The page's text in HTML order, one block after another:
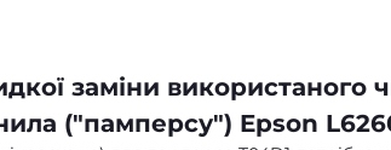
заміни використаного
("памперсу") Epson